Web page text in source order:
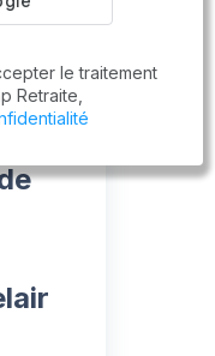
le traitement
Retraite,